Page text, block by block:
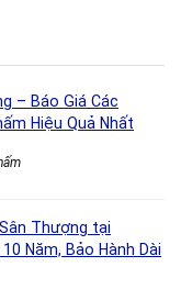
– Báo Giá Các
Hiệu Quả Nhất
Thượng tại
Năm, Bảo Hành Dài